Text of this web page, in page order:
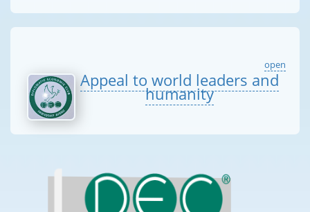
open
Appeal to world leaders and
humanity